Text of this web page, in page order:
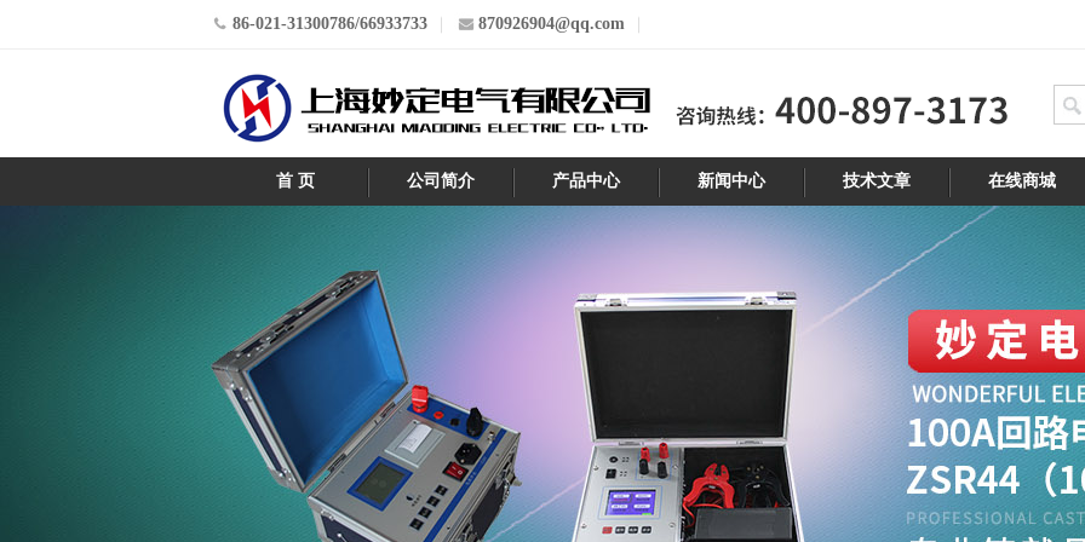
86-021-31300786/66933733 870926904@qq.com
首 页 公司简介 产品中心 新闻中心 技术文章 在线商城